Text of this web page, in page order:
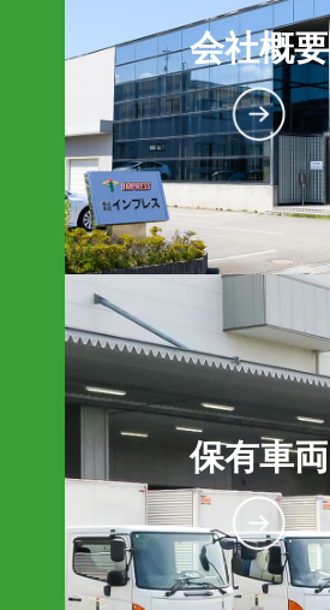
会社概要
保有車両